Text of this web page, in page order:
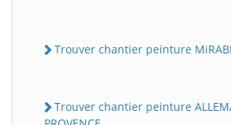
Trouver chantier peinture
Trouver chantier peinture